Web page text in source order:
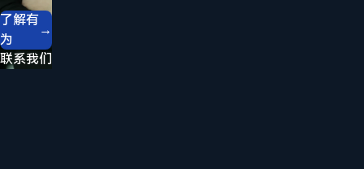
你
提供
了解有
为
→
联系我们
们
一